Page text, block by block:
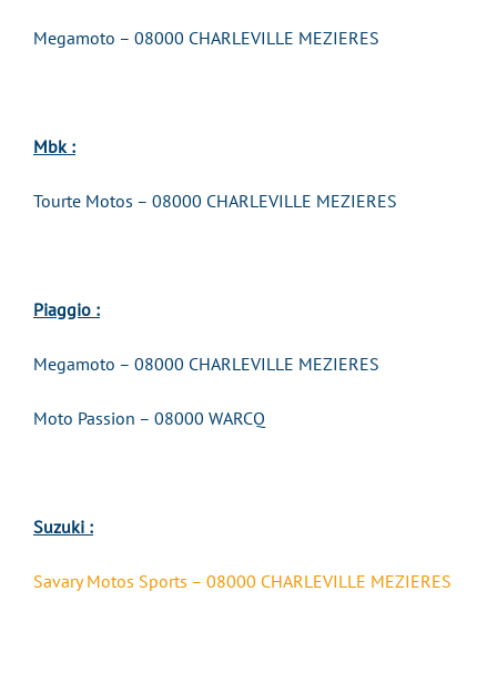
Megamoto – 08000 CHARLEVILLE MEZIERES
Mbk :
Tourte Motos – 08000 CHARLEVILLE MEZIERES
Piaggio :
Megamoto – 08000 CHARLEVILLE MEZIERES
Moto Passion – 08000 WARCQ
Suzuki :
Savary Motos Sports – 08000 CHARLEVILLE MEZIERES